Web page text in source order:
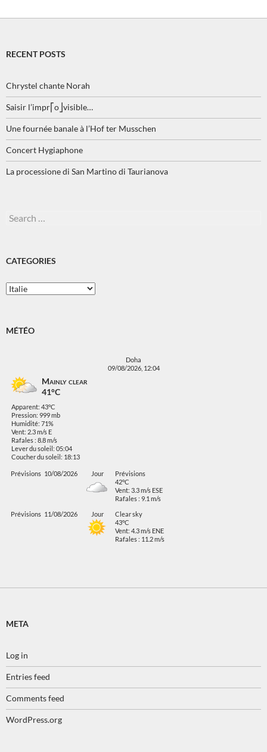
RECENT POSTS
Chrystel chante Norah
Saisir l’impr⎡o⎦visible…
Une fournée banale à l’Hof ter Musschen
Concert Hygiaphone
La processione di San Martino di Taurianova
Search
CATEGORIES
Categories
MÉTÉO
Doha
09/08/2026, 12:04
Mainly clear
41°C
Apparent: 43°C
Pression: 999 mb
Humidité: 71%
Vent: 2.3 m/s E
Rafales : 8.8 m/s
Lever du soleil: 05:04
Coucher du soleil: 18:13
Prévisions 10/08/2026 Jour
Prévisions
42°C
Vent: 3.3 m/s ESE
Rafales : 9.1 m/s
Prévisions 11/08/2026 Jour
Clear sky
43°C
Vent: 4.3 m/s ENE
Rafales : 11.2 m/s
META
Log in
Entries feed
Comments feed
WordPress.org